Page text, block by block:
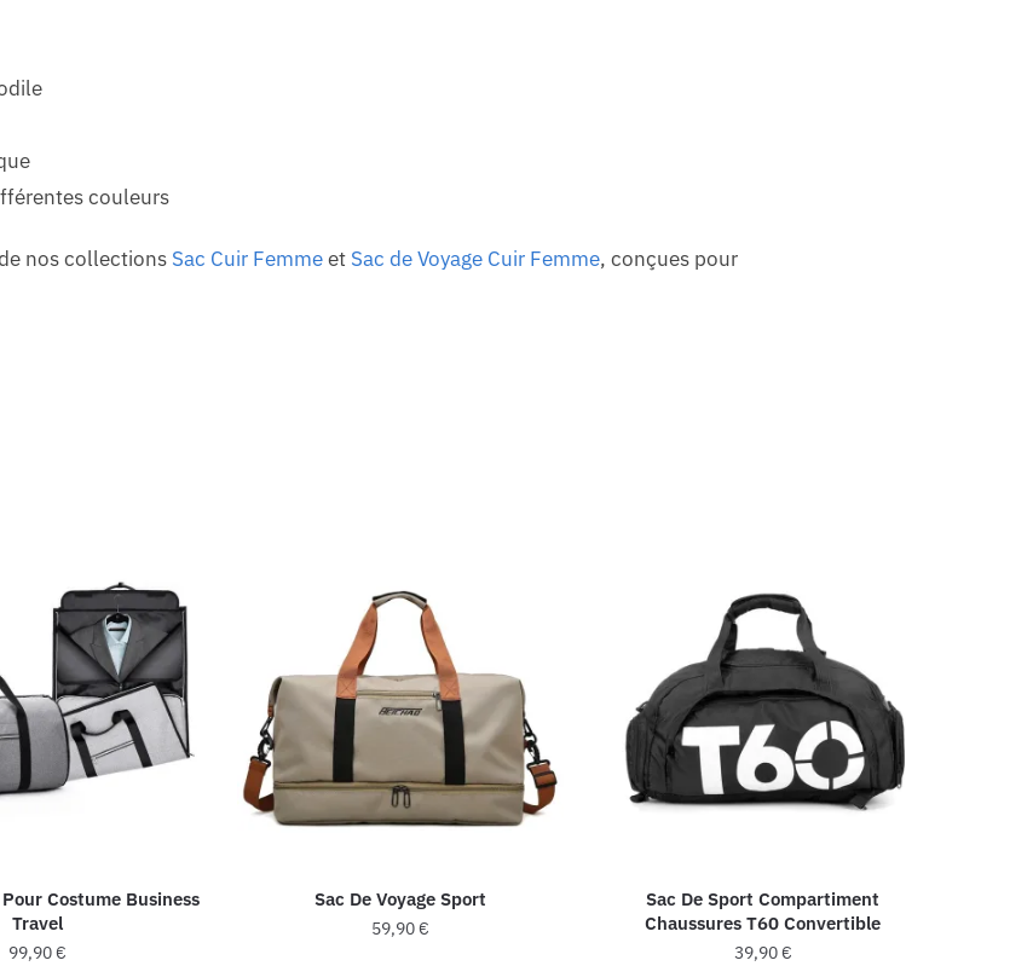
couleurs
nos collections Sac Cuir Femmeet Sac de Voyage Cuir Femme, conçues pour
Costume Business
Travel
99,90€
Sac De Voyage Sport
59,90€
Sac De Sport Compartiment
Chaussures T60 Convertible
39,90€